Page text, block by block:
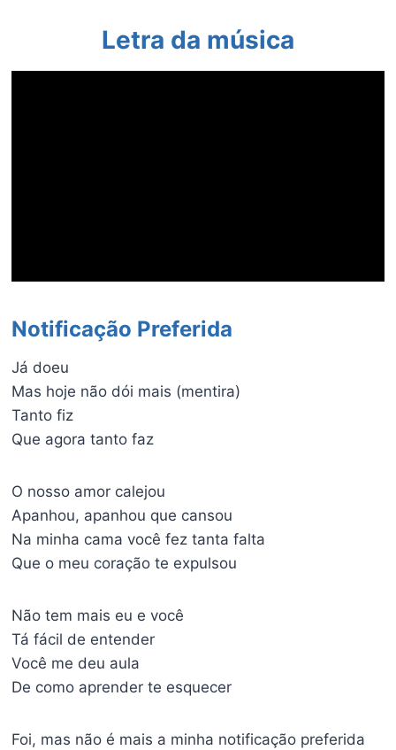
Letra da música
Notificação Preferida
Já doeu
Mas hoje não dói mais (mentira)
Tanto fiz
Que agora tanto faz
O nosso amor calejou
Apanhou, apanhou que cansou
Na minha cama você fez tanta falta
Que o meu coração te expulsou
Não tem mais eu e você
Tá fácil de entender
Você me deu aula
De como aprender te esquecer
Foi, mas não é mais a minha notificação preferida